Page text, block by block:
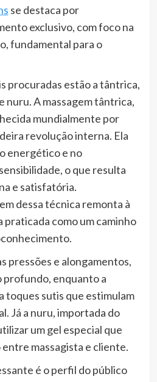
se destaca por
exclusivo, com foco na
fundamental para o
procuradas estão a tântrica,
nuru. A massagem tântrica,
mundialmente por
revolução interna. Ela
energético e no
o que resulta
e satisfatória.
dessa técnica remonta à
praticada como um caminho
pressões e alongamentos,
enquanto a
toques sutis que estimulam
Já a nuru, importada do
um gel especial que
massagista e cliente.
é o perfil do público